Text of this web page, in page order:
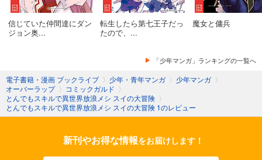
信じていた仲間達にダン
ジョン奥...
転生したら第七王子だっ
たので、...
魔女と傭兵
「少年マンガ」ランキングの一覧へ
電子書籍・漫画 ブックライブ 〉 少年・青年マンガ 〉 少年マンガ 〉
オーバーラップ 〉 コミックガルド 〉
とんでもスキルで異世界放浪メシ スイの大冒険 〉
とんでもスキルで異世界放浪メシ スイの大冒険 1のレビュー
新刊やお得な情報をお届けします！